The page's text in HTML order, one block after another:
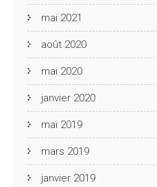
mai 2021
août 2020
mai 2020
janvier 2020
mai 2019
mars 2019
janvier 2019